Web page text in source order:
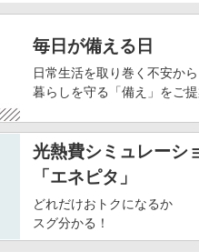
毎日が備える日
日常生活を取り巻く不安から
暮らしを守る「備え」をご
光熱費シミュレーシ
「エネピタ」
どれだけおトクになるか
スグ分かる！